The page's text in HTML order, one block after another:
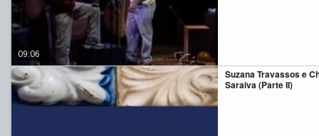
09:06
Suzana Travassos e
Saraiva (Parte II)